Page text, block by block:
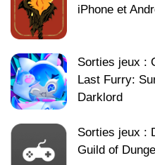
iPhone et
Sorties jeux :
Last Furry:
Darklord
Sorties jeux :
Guild of